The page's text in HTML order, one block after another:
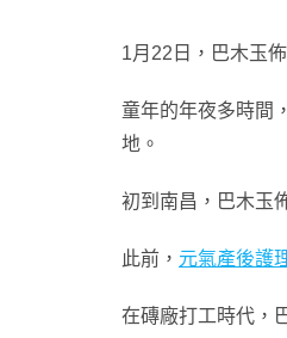
1月22日，巴木玉
童年的年夜多時間
地。
初到南昌，巴木玉
此前， 元氣產後護
在磚廠打工時代，